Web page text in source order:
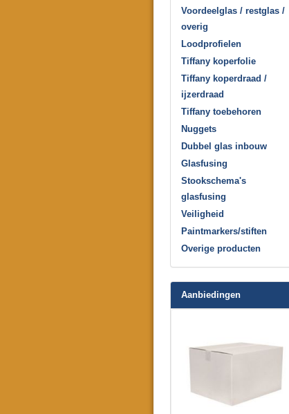
Voordeelglas / restglas /
overig
Loodprofielen
Tiffany koperfolie
Tiffany koperdraad /
ijzerdraad
Tiffany toebehoren
Nuggets
Dubbel glas inbouw
Glasfusing
Stookschema's
glasfusing
Veiligheid
Paintmarkers/stiften
Overige producten
Aanbiedingen